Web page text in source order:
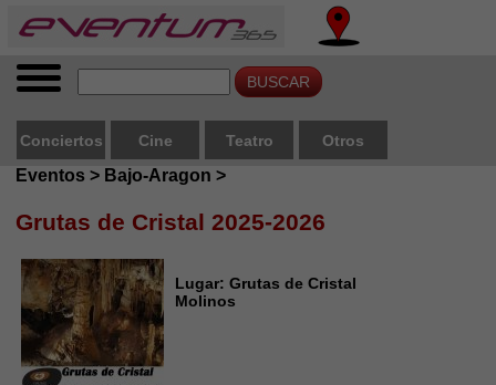
Conciertos Cine Teatro Otros
Eventos > Bajo-Aragon >
Grutas de Cristal 2025-2026
Lugar: Grutas de Cristal
Molinos